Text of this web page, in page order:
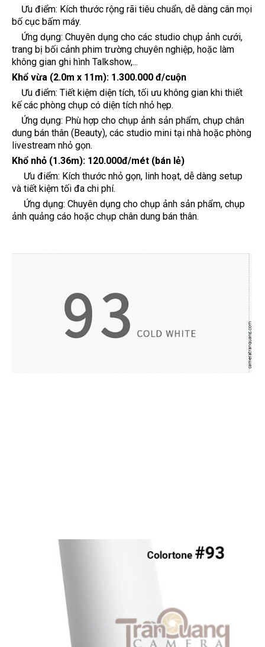
Ưu điểm: Kích thước rộng rãi tiêu chuẩn, dễ dàng cân mọi
bố cục bấm máy.
Ứng dụng: Chuyên dụng cho các studio chụp ảnh cưới,
trang bị bối cảnh phim trường chuyên nghiệp, hoặc làm
không gian ghi hình Talkshow,...
Khổ vừa (2.0m x 11m): 1.300.000 đ/cuộn
Ưu điểm: Tiết kiệm diện tích, tối ưu không gian khi thiết
kế các phòng chụp có diện tích nhỏ hẹp.
Ứng dụng: Phù hợp cho chụp ảnh sản phẩm, chụp chân
dung bán thân (Beauty), các studio mini tại nhà hoặc phòng
livestream nhỏ gọn.
Khổ nhỏ (1.36m): 120.000đ/mét (bán lẻ)
Ưu điểm: Kích thước nhỏ gọn, linh hoạt, dễ dàng setup
và tiết kiệm tối đa chi phí.
Ứng dụng: Chuyên dụng cho chụp ảnh sản phẩm, chụp
ảnh quảng cáo hoặc chụp chân dung bán thân.